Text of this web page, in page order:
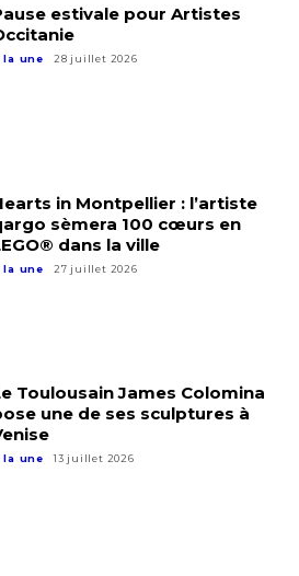
estivale pour Artistes
la une 28 juillet 2026
in Montpellier : l’artiste
sèmera 100 cœurs en
dans la ville
la une 27 juillet 2026
Toulousain James Colomina
une de ses sculptures à
la une 13 juillet 2026